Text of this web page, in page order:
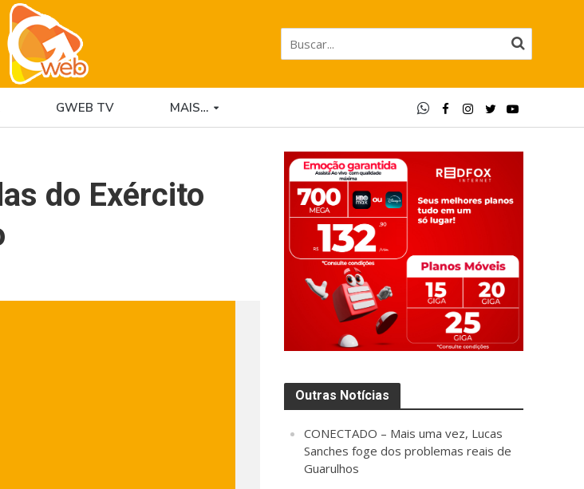
GWEB TV MAIS…
do Exército
Outras Notícias
CONECTADO – Mais uma vez, Lucas
Sanches foge dos problemas reais de
Guarulhos